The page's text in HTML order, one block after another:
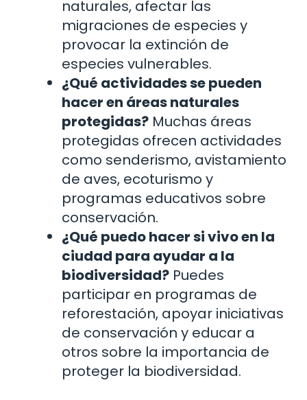
naturales, afectar las
migraciones de especies y
provocar la extinción de
especies vulnerables.
¿Qué actividades se pueden
hacer en áreas naturales
protegidas? Muchas áreas
protegidas ofrecen actividades
como senderismo, avistamiento
de aves, ecoturismo y
programas educativos sobre
conservación.
¿Qué puedo hacer si vivo en la
ciudad para ayudar a la
biodiversidad? Puedes
participar en programas de
reforestación, apoyar iniciativas
de conservación y educar a
otros sobre la importancia de
proteger la biodiversidad.